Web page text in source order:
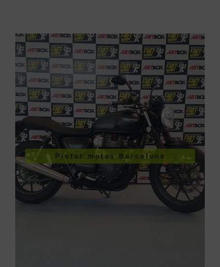
Pintar motos Barcelona
Pintar motos Barcelona
VER PINTURA DE MOTOS